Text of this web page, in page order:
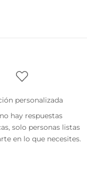
personalizada
hay respuestas
solo personas listas
en lo que necesites.